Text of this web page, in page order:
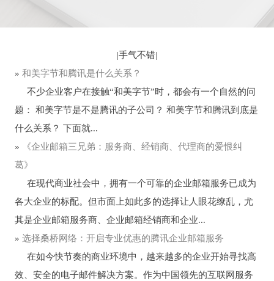
|手气不错|
» 和美字节和腾讯是什么关系？
不少企业客户在接触“和美字节”时，都会有一个自然的问
题： 和美字节是不是腾讯的子公司？ 和美字节和腾讯到底是
什么关系？ 下面就...
»
《企业邮箱三兄弟：服务商、经销商、代理商的爱恨纠
葛》
在现代商业社会中，拥有一个可靠的企业邮箱服务已成为
各大企业的标配。但市面上如此多的选择让人眼花缭乱，尤
其是企业邮箱服务商、企业邮箱经销商和企业...
» 选择桑桥网络：开启专业优惠的腾讯企业邮箱服务
在如今快节奏的商业环境中，越来越多的企业开始寻找高
效、安全的电子邮件解决方案。作为中国领先的互联网服务